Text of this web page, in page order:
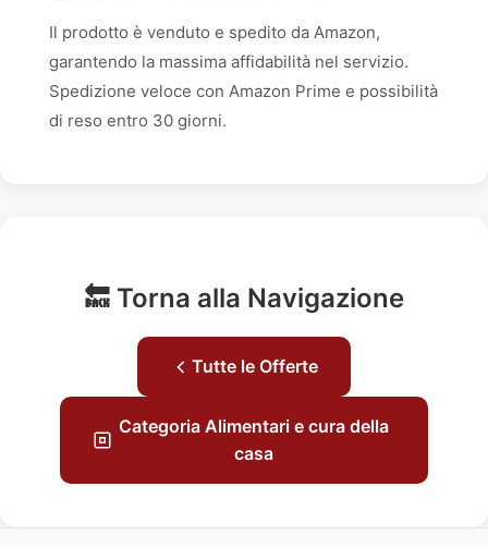
Il prodotto è venduto e spedito da Amazon,
garantendo la massima affidabilità nel servizio.
Spedizione veloce con Amazon Prime e possibilità
di reso entro 30 giorni.
🔙 Torna alla Navigazione
Tutte le Offerte
Categoria Alimentari e cura della
casa